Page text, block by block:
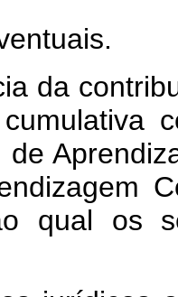
da
de
qual os